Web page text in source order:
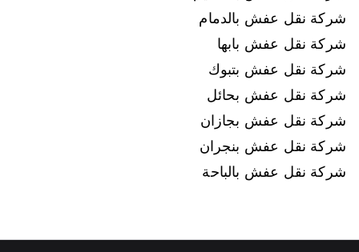
شركة نقل عفش بالدمام
شركة نقل عفش بابها
شركة نقل عفش بتبوك
شركة نقل عفش بحائل
شركة نقل عفش بجازان
شركة نقل عفش بنجران
شركة نقل عفش بالباحة